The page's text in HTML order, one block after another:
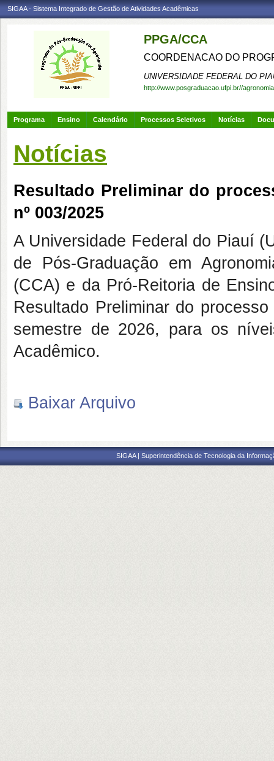
SIGAA - Sistema Integrado de Gestão de Atividades Acadêmicas
PPGA/CCA
COORDENACAO DO
UNIVERSIDADE FEDERAL DO
http://www.posgraduacao.ufpi.br//agronomia
Programa Ensino Calendário Processos Seletivos Notícias
Notícias
Resultado Preliminar do
nº 003/2025
A Universidade Federal do Piauí
de Pós-Graduação em
(CCA) e da Pró-Reitoria de
Resultado Preliminar do
semestre de 2026, para os
Acadêmico.
Baixar Arquivo
SIGAA | Superintendência de Tecnologia da